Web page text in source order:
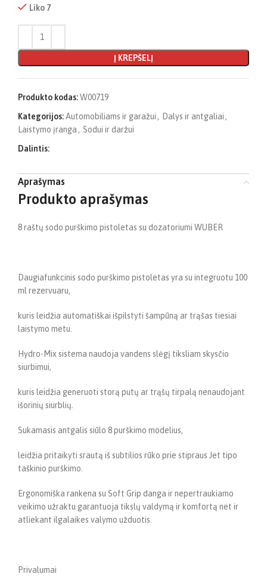
Liko 7
Į KREPŠELĮ
Produkto kodas:W00719
Kategorijos:Automobiliams ir garažui, Dalys ir antgaliai,
Laistymo įranga, Sodui ir daržui
Dalintis:
Aprašymas
Produkto aprašymas
8 raštų sodo purškimo pistoletas su dozatoriumi WUBER
Daugiafunkcinis sodo purškimo pistoletas yra su integruotu 100
ml rezervuaru,
kuris leidžia automatiškai išpilstyti šampūną ar trąšas tiesiai
laistymo metu.
Hydro-Mix sistema naudoja vandens slėgį tiksliam skysčio
siurbimui,
kuris leidžia generuoti storą putų ar trąšų tirpalą nenaudojant
išorinių siurblių.
Sukamasis antgalis siūlo 8 purškimo modelius,
leidžia pritaikyti srautą iš subtilios rūko prie stipraus Jet tipo
taškinio purškimo.
Ergonomiška rankena su Soft Grip danga ir nepertraukiamo
veikimo užraktu garantuoja tikslų valdymą ir komfortą net ir
atliekant ilgalaikes valymo užduotis.
Privalumai